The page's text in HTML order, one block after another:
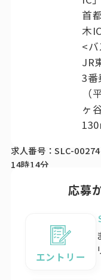
首
木
<
JR
3番
ヶ
求人番号：SLC-
14時14分
応募
エントリー